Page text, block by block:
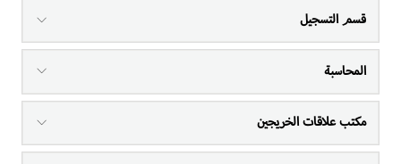
قسم التسجيل
المحاسبة
مكتب علاقات الخريجين